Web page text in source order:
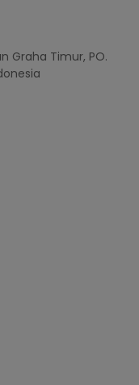
Graha Timur, PO.